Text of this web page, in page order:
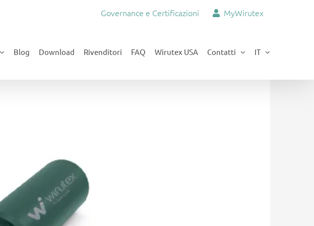
Governance e Certificazioni MyWirutex
Blog Download Rivenditori FAQ Wirutex USA Contatti IT